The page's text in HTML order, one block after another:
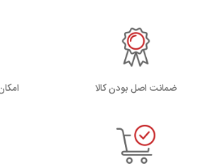
ضمانت اصل بودن کالا